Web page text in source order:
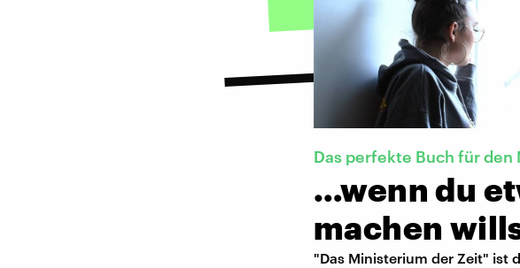
Das perfekte Buch für den
…wenn du
machen
"Das Ministerium der Zeit" ist